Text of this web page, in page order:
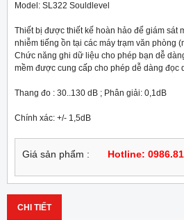
Model: SL322 Souldlevel
Thiết bị được thiết kế hoàn hảo để giám sát
nhiễm tiếng ồn tại các máy trạm văn phòng
Chức năng ghi dữ liệu cho phép bạn dễ
mềm được cung cấp cho phép dễ dàng đọc
Thang đo : 30..130 dB ; Phân giải: 0,1dB
Chính xác: +/- 1,5dB
Giá sản phẩm : Hotline:
CHI TIẾT